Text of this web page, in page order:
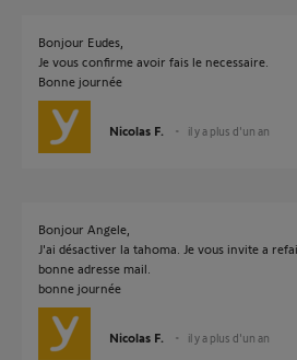
Bonjour Eudes,
Je vous confirme avoir fais le necessaire.
Bonne journée
Nicolas F. il y a plus d'un an
Bonjour Angele,
J'ai désactiver la tahoma. Je vous invite a
bonne adresse mail.
bonne journée
Nicolas F. il y a plus d'un an